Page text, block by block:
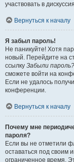
участвовать в
Вернуться к началу
Я забыл пароль!
Не паникуйте! Хотя
новый. Перейдите на
ссылку Забыли пароль?
сможете войти на
Если не удалось
конференции.
Вернуться к началу
Почему мне
пароля?
Если вы не отметили
оставаться под своим
ограниченное время.